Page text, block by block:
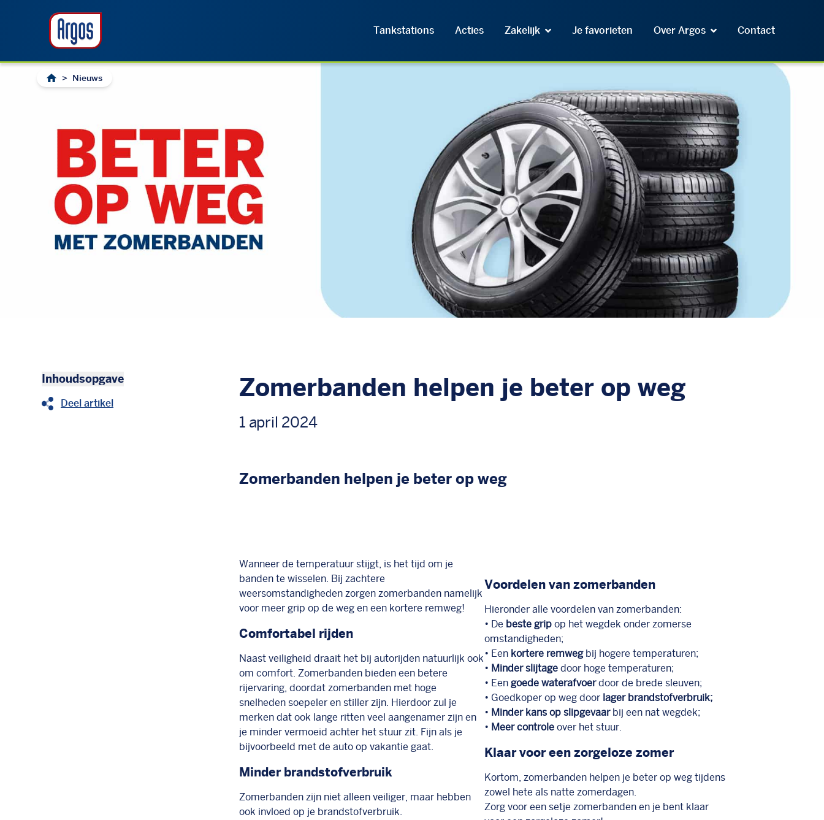
Tankstations Acties Zakelijk Je favorieten Over Argos Contact
> Nieuws
Inhoudsopgave
Deel artikel
Zomerbanden helpen je beter op weg
1 april 2024
Zomerbanden helpen je beter op weg
Wanneer de temperatuur stijgt, is het tijd om je
banden te wisselen. Bij zachtere
weersomstandigheden zorgen zomerbanden namelijk
voor meer grip op de weg en een kortere remweg!
Comfortabel rijden
Naast veiligheid draait het bij autorijden natuurlijk ook
om comfort. Zomerbanden bieden een betere
rijervaring, doordat zomerbanden met hoge
snelheden soepeler en stiller zijn. Hierdoor zul je
merken dat ook lange ritten veel aangenamer zijn en
je minder vermoeid achter het stuur zit. Fijn als je
bijvoorbeeld met de auto op vakantie gaat.
Minder brandstofverbruik
Zomerbanden zijn niet alleen veiliger, maar hebben
ook invloed op je brandstofverbruik.
Voordelen van zomerbanden
Hieronder alle voordelen van zomerbanden:
• De beste grip op het wegdek onder zomerse
omstandigheden;
• Een kortere remwegbij hogere temperaturen;
• Minder slijtage door hoge temperaturen;
• Eengoede waterafvoerdoor de brede sleuven;
• Goedkoper op weg door lager brandstofverbruik;
• Minder kans op slipgevaarbij een nat wegdek;
• Meer controle over het stuur.
Klaar voor een zorgeloze zomer
Kortom, zomerbanden helpen je beter op weg tijdens
zowel hete als natte zomerdagen.
Zorg voor een setje zomerbanden en je bent klaar